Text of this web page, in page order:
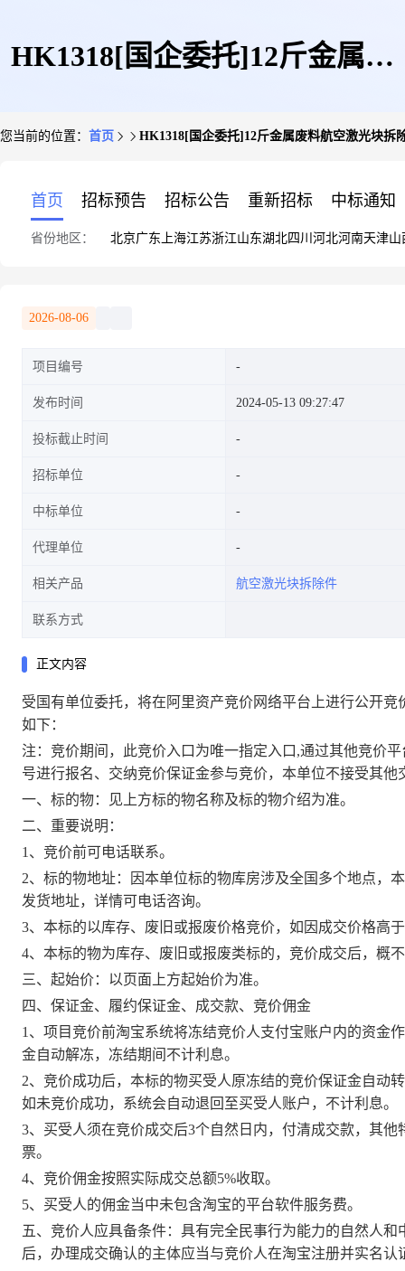
HK1318[国企委托]12斤金属废
您当前的位置： 首页 HK1318[国企委托]12斤金属废料航空激光块拆
首页 招标预告 招标公告 重新招标 中标通知
省份地区： 北京广东 上海江苏浙江山东湖北四川 河北河南天津山
2026-08-06
项目编号
发布时间 2024-05-13 09:27:47
投标截止时间
招标单位
中标单位
代理单位
相关产品 航空激光块拆除件
联系方式
正文内容
受国有单位委托，将在阿里资产竞价网络平台上进行公开竞
如下：
注：竞价期间，此竞价入口为唯一指定入口 ,通过其他竞价平
号进行报名、交纳竞价保证金参与竞价，本单位不接受其他
一、标的物：见上方标的物名称及标的物介绍为准。
二、重要说明：
1、竞价前可电话联系。
2、标的物地址：因本单位标的物库房涉及全国多个地点，
发货地址，详情可电话咨询。
3、本标的以库存、废旧或报废价格竞价，如因成交价格高
4、本标的物为库存、废旧或报废类标的，竞价成交后，概
三、起始价：以页面上方起始价为准。
四、保证金、履约保证金、成交款、竞价佣金
1、项目竞价前淘宝系统将冻结竞价人支付宝账户内的资金
金自动解冻，冻结期间不计利息。
2、竞价成功后，本标的物买受人原冻结的竞价保证金自动
如未竞价成功，系统会自动退回至买受人账户，不计利息。
3、买受人须在竞价成交后3个自然日内，付清成交款，其
票。
4、竞价佣金按照实际成交总额5%收取。
5、买受人的佣金当中未包含淘宝的平台软件服务费。
五、竞价人应具备条件：具有完全民事行为能力的自然人
后，办理成交确认的主体应当与竞价人在淘宝注册并实名认